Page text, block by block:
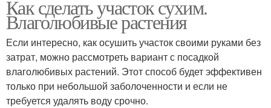
Как сделать участок сухим.
Влаголюбивые растения
Если интересно, как осушить участок своими руками без
затрат, можно рассмотреть вариант с посадкой
влаголюбивых растений. Этот способ будет эффективен
только при небольшой заболоченности и если не
требуется удалять воду срочно.